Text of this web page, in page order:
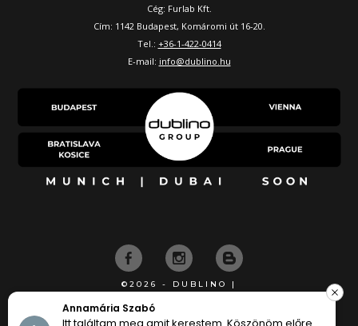
Cég: Furlab Kft.
Cím: 1142 Budapest, Komáromi út 16-20.
Tel.: +36-1-422-0414
E-mail: info@dublino.hu
©2026 - DUBLINO |
KÉSZÍTETTE
Annamária Szabó